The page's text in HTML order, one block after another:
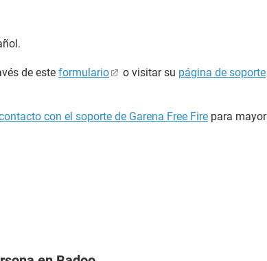
de este formulario o visitar su página de soporte
con el soporte de Garena Free Fire para mayor